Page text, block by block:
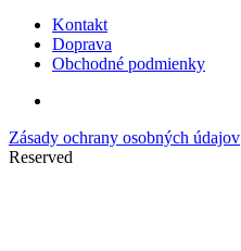
Kontakt
Doprava
Obchodné podmienky
Zásady ochrany osobných údajov
Reserved